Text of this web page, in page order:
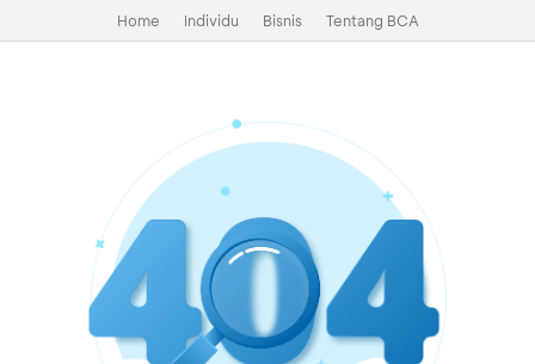
Home Individu Bisnis Tentang BCA